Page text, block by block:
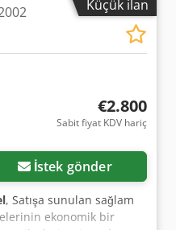
Küçük ilan
€2.800
Sabit fiyat KDV hariç
İstek gönder
, Satışa sunulan sağlam
ekonomik bir